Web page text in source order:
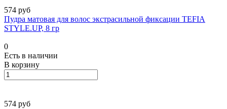
574 руб
Пудра матовая для волос экстрасильной фиксации TEFIA
STYLE.UP, 8 гр
0
Есть в наличии
В корзину
574 руб